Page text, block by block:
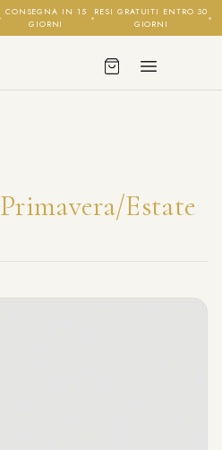
CONSEGNA IN 15
GIORNI
RESI GRATUITI ENTRO 30
GIORNI
Primavera/Estate